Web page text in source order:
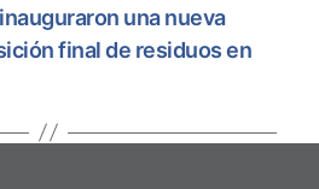
una nueva
final de residuos en